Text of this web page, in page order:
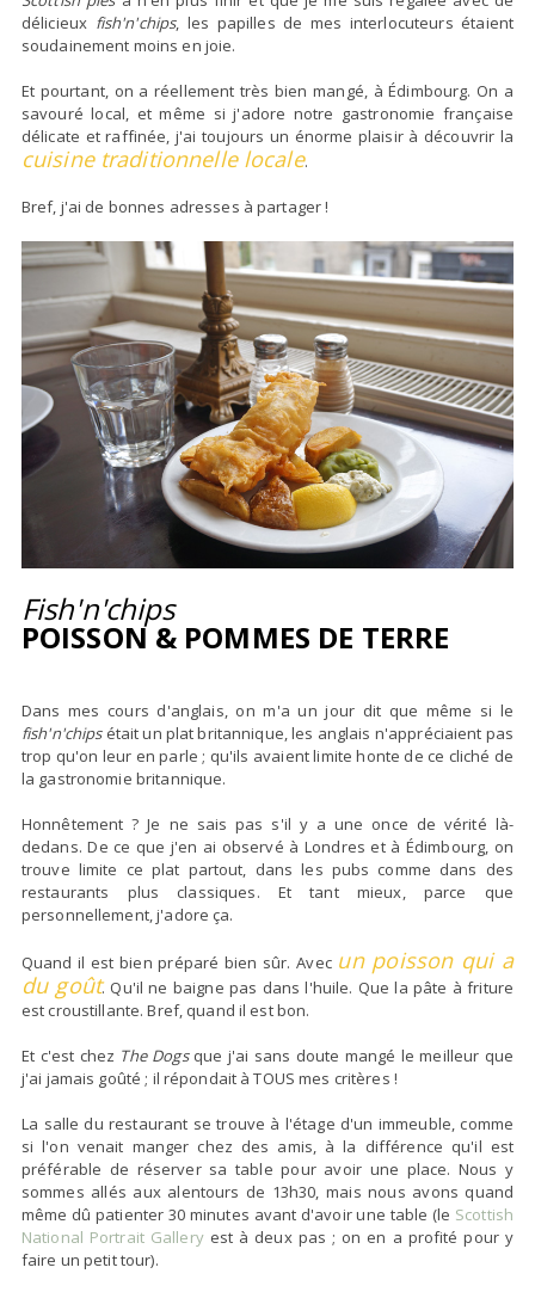
délicieux fish'n'chips, les papilles de mes interlocuteurs étaient
soudainement moins en joie.
Et pourtant, on a réellement très bien mangé, à Édimbourg. On a
savouré local, et même si j'adore notre gastronomie française
délicate et raffinée, j'ai toujours un énorme plaisir à découvrir la
cuisine traditionnelle locale.
Bref, j'ai de bonnes adresses à partager !
Fish'n'chips
POISSON & POMMES DE TERRE
Dans mes cours d'anglais, on m'a un jour dit que même si le
fish'n'chipsétait un plat britannique, les anglais n'appréciaient pas
trop qu'on leur en parle ; qu'ils avaient limite honte de ce cliché de
la gastronomie britannique.
Honnêtement ? Je ne sais pas s'il y a une once de vérité là-
dedans. De ce que j'en ai observé à Londres et à Édimbourg, on
trouve limite ce plat partout, dans les pubs comme dans des
restaurants plus classiques. Et tant mieux, parce que
personnellement, j'adore ça.
Quand il est bien préparé bien sûr. Avec un poisson qui a
du goût. Qu'il ne baigne pas dans l'huile. Que la pâte à friture
est croustillante. Bref, quand il est bon.
Et c'est chez The Dogsque j'ai sans doute mangé le meilleur que
j'ai jamais goûté ; il répondait à TOUS mes critères !
La salle du restaurant se trouve à l'étage d'un immeuble, comme
si l'on venait manger chez des amis, à la différence qu'il est
préférable de réserver sa table pour avoir une place. Nous y
sommes allés aux alentours de 13h30, mais nous avons quand
même dû patienter 30 minutes avant d'avoir une table (le Scottish
National Portrait Galleryest à deux pas ; on en a profité pour y
faire un petit tour).